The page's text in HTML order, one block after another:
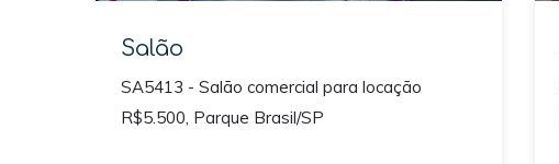
Salão
SA5413 - Salão comercial para locação
R$5.500, Parque Brasil/SP